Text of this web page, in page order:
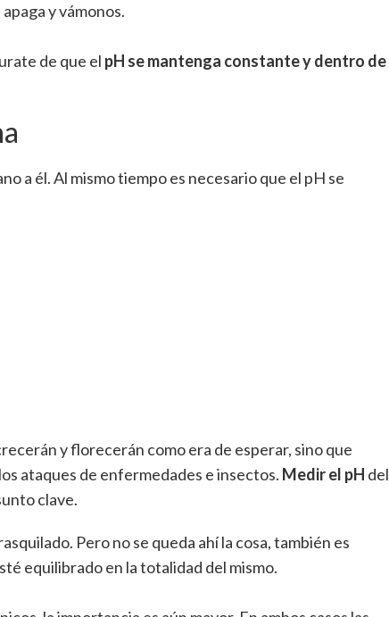
y vámonos.
de que el pH se mantenga constante y dentro de
a él. Al mismo tiempo es necesario que el pH se
y florecerán como era de esperar, sino que
ataques de enfermedades e insectos. Medir el pH del
clave.
Pero no se queda ahí la cosa, también es
equilibrado en la totalidad del mismo.